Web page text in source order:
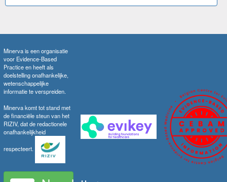
Minerva is een organisatie
voor Evidence-Based
Practice en heeft als
doelstelling onafhankelijke,
wetenschappelijke
informatie te verspreiden.
Minerva komt tot stand met
de financiële steun van het
RIZIV, dat de redactionele
onafhankelijkheid
respecteert.